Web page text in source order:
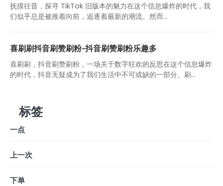
抚摸往昔，探寻 TikTok 旧版本的魅力在这个信息爆炸的时代，我
们似乎总是被推着向前，追逐着最新的潮流。然而...
喜刷刷抖音刷赞刷粉-抖音刷赞刷粉乐趣多
喜刷刷，抖音刷赞刷粉，一场关于数字狂欢的反思在这个信息爆炸
的时代，抖音无疑成为了我们生活中不可或缺的一部分。刷...
标签
一点
上一次
下单